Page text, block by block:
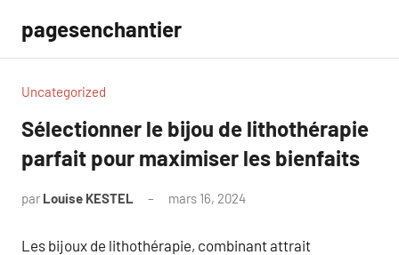
contenu
pagesenchantier
Uncategorized
Sélectionner le bijou de lithothérapie
parfait pour maximiser les bienfaits
par Louise KESTEL mars 16, 2024
Les bijoux de lithothérapie, combinant attrait